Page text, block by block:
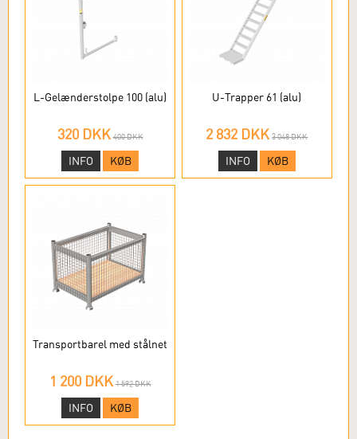
L-Gelænderstolpe 100 (alu)
320 DKK 400 DKK
INFO KØB
U-Trapper 61 (alu)
2 832 DKK 3 048 DKK
INFO KØB
Transportbarel med stålnet
1 200 DKK 1 592 DKK
INFO KØB